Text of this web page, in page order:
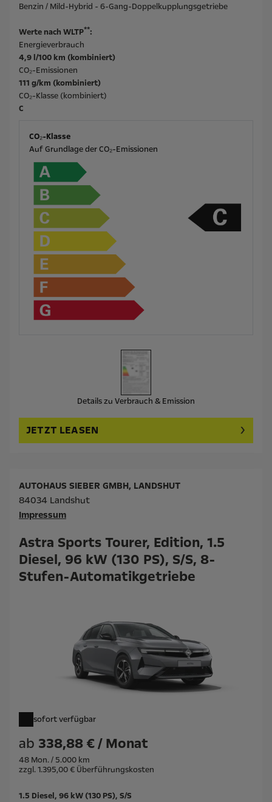
Benzin / Mild-Hybrid - 6-Gang-Doppelkupplungsgetriebe
Werte nach WLTP**:
Energieverbrauch
4,9 l/100 km (kombiniert)
CO₂-Emissionen
111 g/km (kombiniert)
CO₂-Klasse (kombiniert)
C
CO₂-Klasse
Auf Grundlage der CO₂-Emissionen
Details zu Verbrauch & Emission
JETZT LEASEN
Astra Sports Tourer, Edition, 1.5
Diesel, 96 kW (130 PS), S/S, 8-
Stufen-Automatikgetriebe
sofort verfügbar
ab 338,88 € / Monat
48 Mon. / 5.000 km
zzgl. 1.395,00 € Überführungskosten
AUTOHAUS SIEBER GMBH, LANDSHUT
84034 Landshut
Impressum
1.5 Diesel, 96 kW (130 PS), S/S